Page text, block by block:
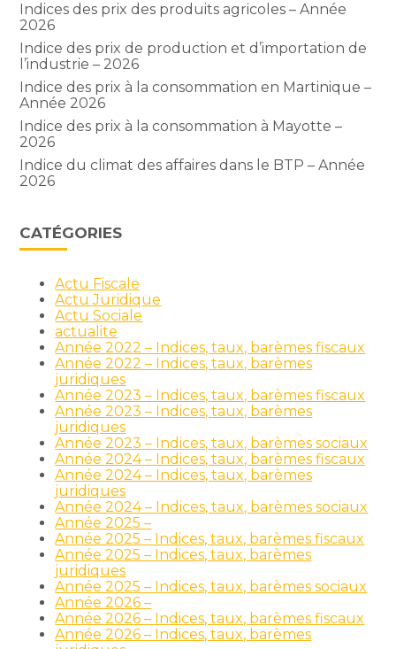
Indices des prix des produits agricoles – Année
2026
Indice des prix de production et d’importation de
l’industrie – 2026
Indice des prix à la consommation en Martinique –
Année 2026
Indice des prix à la consommation à Mayotte –
2026
Indice du climat des affaires dans le BTP – Année
2026
CATÉGORIES
Actu Fiscale
Actu Juridique
Actu Sociale
actualite
Année 2022 – Indices, taux, barèmes fiscaux
Année 2022 – Indices, taux, barèmes
juridiques
Année 2023 – Indices, taux, barèmes fiscaux
Année 2023 – Indices, taux, barèmes
juridiques
Année 2023 – Indices, taux, barèmes sociaux
Année 2024 – Indices, taux, barèmes fiscaux
Année 2024 – Indices, taux, barèmes
juridiques
Année 2024 – Indices, taux, barèmes sociaux
Année 2025 –
Année 2025 – Indices, taux, barèmes fiscaux
Année 2025 – Indices, taux, barèmes
juridiques
Année 2025 – Indices, taux, barèmes sociaux
Année 2026 –
Année 2026 – Indices, taux, barèmes fiscaux
Année 2026 – Indices, taux, barèmes